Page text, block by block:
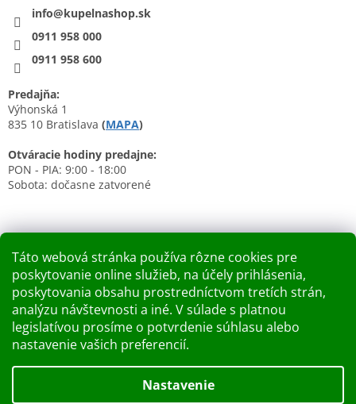
Táto webová stránka používa rôzne cookies pre
poskytovanie online služieb, na účely prihlásenia,
poskytovania obsahu prostredníctvom tretích strán,
analýzu návštevnosti a iné. V súlade s platnou
legislatívou prosíme o potvrdenie súhlasu alebo
nastavenie vašich preferencií.
Nastavenie
info@kupelnashop.sk
0911 958 000
0911 958 600
Predajňa:
Výhonská 1
835 10 Bratislava (MAPA)
Otváracie hodiny predajne:
PON - PIA: 9:00 - 18:00
Sobota: dočasne zatvorené
Nákupný košík
0KS / 0 €